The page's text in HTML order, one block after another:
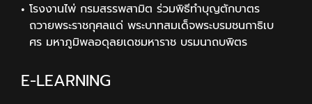
โรงงานไพ่ กรมสรรพสามิต ร่วมพิธีทำบุญตักบาตร
ถวายพระราชกุศลแด่ พระบาทสมเด็จพระบรมชนกาธิเบ
ศร มหาภูมิพลอดุลยเดชมหาราช บรมนาถบพิตร
E-LEARNING